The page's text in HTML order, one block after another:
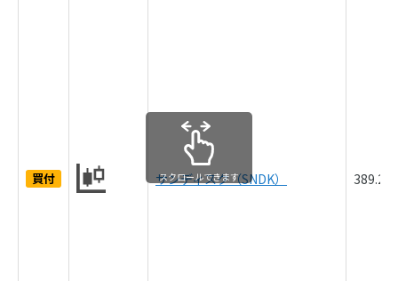
買付 サンディスク（SNDK） 389.27
スクロールできます